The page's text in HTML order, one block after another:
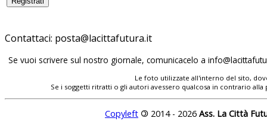
Contattaci: posta@lacittafutura.it
Se vuoi scrivere sul nostro giornale, comunicacelo a
Le foto utilizzate all'interno del sito,
Se i soggetti ritratti o gli autori avessero qualcosa in contrario
Copyleft © 2014 - 2026 Ass. La Città